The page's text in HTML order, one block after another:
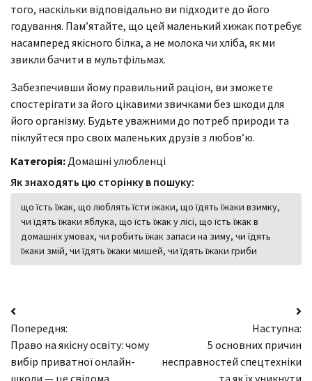
того, наскільки відповідально ви підходите до його
годування. Пам’ятайте, що цей маленький хижак потребує
насамперед якісного білка, а не молока чи хліба, як ми
звикли бачити в мультфільмах.
Забезпечивши йому правильний раціон, ви зможете
спостерігати за його цікавими звичками без шкоди для
його організму. Будьте уважними до потреб природи та
піклуйтеся про своїх маленьких друзів з любов’ю.
Категорія: Домашні улюбленці
Як знаходять цю сторінку в пошуку:
що їсть їжак, що люблять їсти іжаки, що їдять їжаки взимку,
чи їдять їжаки яблука, що їсть їжак у лісі, що їсть їжак в
домашніх умовах, чи робить їжак запаси на зиму, чи їдять
їжаки змій, чи їдять їжаки мишей, чи їдять їжаки гриби
Навігація
записів
Попередня:
Право на якісну освіту: чому
вибір приватної онлайн-
школи — це свідома
Наступна:
5 основних причин
несправностей спецтехніки
та як їх уникнути